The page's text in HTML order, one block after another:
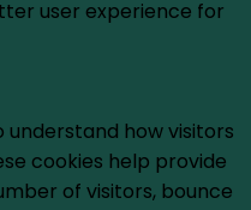
user experience for
understand how visitors
cookies help provide
of visitors, bounce